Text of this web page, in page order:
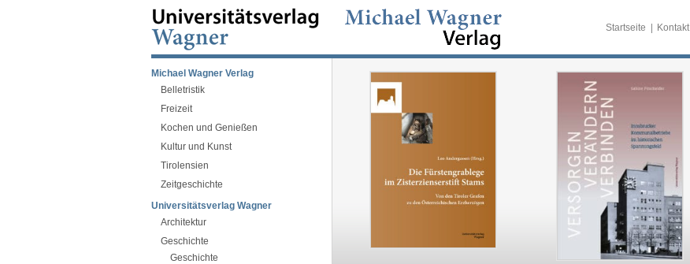
Startseite Kontakt
Michael Wagner Verlag
Belletristik
Freizeit
Kochen und Genießen
Kultur und Kunst
Tirolensien
Zeitgeschichte
Universitätsverlag Wagner
Architektur
Geschichte
Geschichte